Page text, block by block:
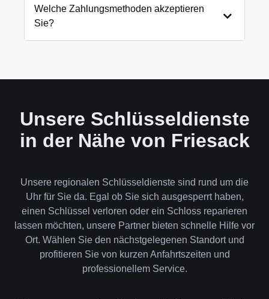
und öffnen Ihre Tür in 99% der Fälle
zerstörungsfrei. Nur in absoluten Ausnahmefällen,
Welche Zahlungsmethoden akzeptieren
Sie?
Unsere Schlüsseldienste
in der Nähe von Friesack
Unsere regionalen Schlüsseldienste sind rund um die
Uhr für Sie da. Egal ob Sie sich ausgesperrt haben,
einen Schlüssel verloren oder ein Schloss reparieren
lassen möchten, unsere Partner bieten schnelle Hilfe vor
Ort. Wählen Sie den nächstgelegenen Standort und
profitieren Sie von kurzen Anfahrtszeiten und
professionellem Service.